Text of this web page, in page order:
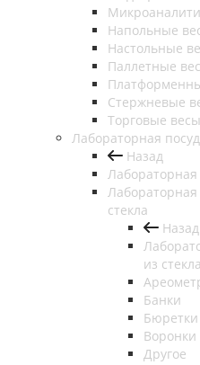
Напольные
Настольные
Паллетные
Стержневые
Торговые весы
Лабораторная
Назад
Лабораторная
стекла
Назад
из стекла
Банки
Бюретки
Воронки
Другое